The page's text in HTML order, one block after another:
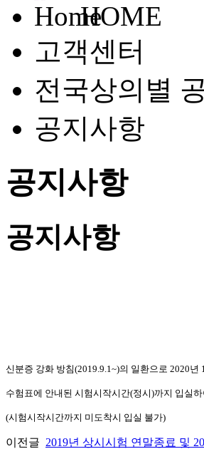
HOME
고객센터
전국상의별
공지사항
공지사항
공지사항
신분증 강화 방침(2019.9.1~)의 일환으로 2020
수험표에 안내된 시험시작시간(정시)까지 입실
(시험시작시간까지 미도착시 입실 불가)
이전글 2019년 상시시험 연말종료 및